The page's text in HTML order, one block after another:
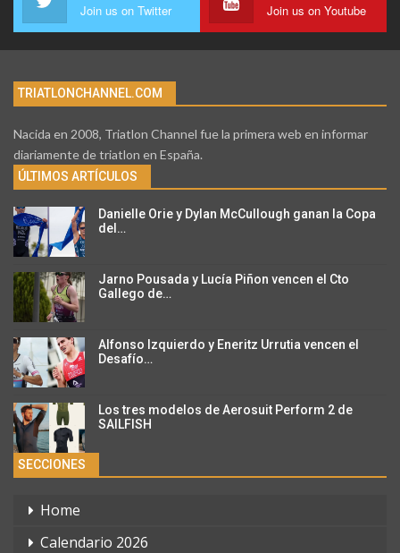
Join us on Twitter Join us on Youtube
TRIATLONCHANNEL.COM
Nacida en 2008, Triatlon Channel fue la primera web en informar
diariamente de triatlon en España.
ÚLTIMOS ARTÍCULOS
Danielle Orie y Dylan McCullough ganan la Copa
del…
Jarno Pousada y Lucía Piñon vencen el Cto
Gallego de…
Alfonso Izquierdo y Eneritz Urrutia vencen el
Desafío…
Los tres modelos de Aerosuit Perform 2 de
SAILFISH
SECCIONES
Home
Calendario 2026